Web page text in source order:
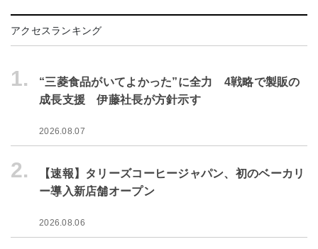
アクセスランキング
1.
“三菱食品がいてよかった”に全力 4戦略で製販の
成長支援 伊藤社長が方針示す
2026.08.07
2.
【速報】タリーズコーヒージャパン、初のベーカリ
ー導入新店舗オープン
2026.08.06